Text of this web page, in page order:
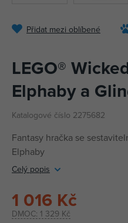
Přidat mezi oblíbené
LEGO®
Elphaby a
Katalogové číslo 2275682
Fantasy hračka se
Elphaby
Celý popis
DMOC: 1 329 Kč
1 016 Kč